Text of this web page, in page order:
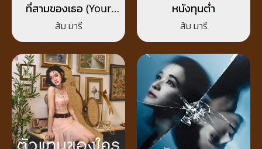
ที่สามของเธอ (Your
Third)
ส้ม มารี
หนังทุนต่ำ
ส้ม มารี